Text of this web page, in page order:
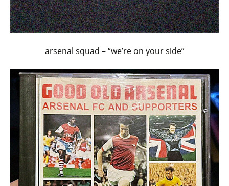
arsenal squad – “we’re on your side”